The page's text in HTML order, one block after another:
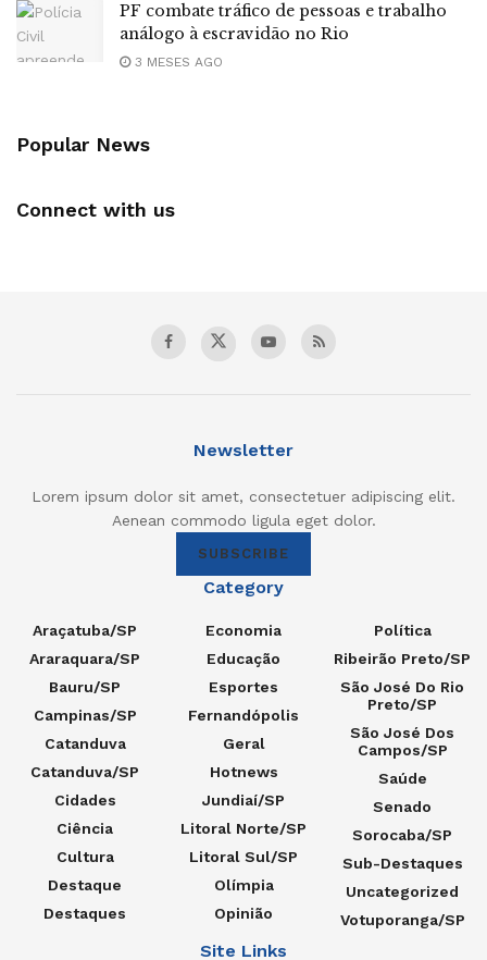
PF combate tráfico de pessoas e trabalho
análogo à escravidão no Rio
3 MESES AGO
Popular News
Connect with us
Newsletter
Lorem ipsum dolor sit amet, consectetuer adipiscing elit.
Aenean commodo ligula eget dolor.
SUBSCRIBE
Category
Araçatuba/SP
Araraquara/SP
Bauru/SP
Campinas/SP
Catanduva
Catanduva/SP
Cidades
Ciência
Cultura
Destaque
Destaques
Economia
Educação
Esportes
Fernandópolis
Geral
Hotnews
Jundiaí/SP
Litoral Norte/SP
Litoral Sul/SP
Olímpia
Opinião
Política
Ribeirão Preto/SP
São José Do Rio
Preto/SP
São José Dos
Campos/SP
Saúde
Senado
Sorocaba/SP
Sub-Destaques
Uncategorized
Votuporanga/SP
Site Links